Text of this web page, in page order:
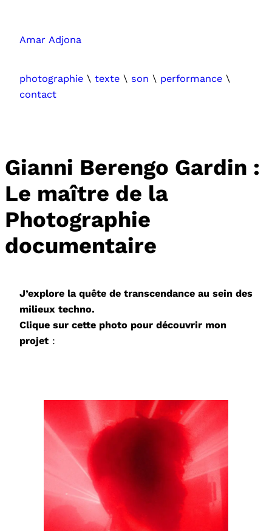
contenu
Amar Adjona
photographie \ texte \ son \ performance \
contact
Gianni Berengo Gardin :
Le maître de la
Photographie
documentaire
J’explore la quête de transcendance au sein des
milieux techno.
Clique sur cette photo pour découvrir mon
projet :